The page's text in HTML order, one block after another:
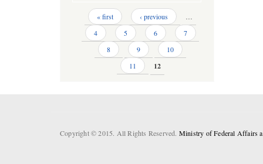
Pages « first ‹ previous
…
4
5 6
7
8
9
10
11
12
Copyright © 2015. All Rights Reserved. Ministry of Federal Affairs